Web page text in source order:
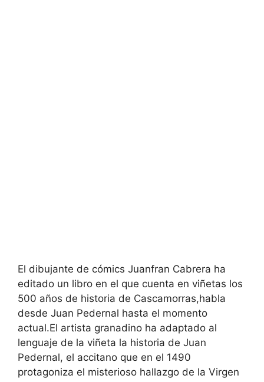
El dibujante de cómics Juanfran Cabrera ha
editado un libro en el que cuenta en viñetas los
500 años de historia de Cascamorras,habla
desde Juan Pedernal hasta el momento
actual.El artista granadino ha adaptado al
lenguaje de la viñeta la historia de Juan
Pedernal, el accitano que en el 1490
protagoniza el misterioso hallazgo de la Virgen